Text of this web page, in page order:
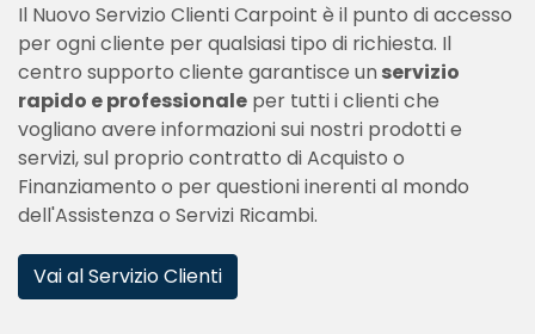
Il Nuovo Servizio Clienti Carpoint è il punto di accesso
per ogni cliente per qualsiasi tipo di richiesta. Il
centro supporto cliente garantisce un servizio
rapido e professionale per tutti i clienti che
vogliano avere informazioni sui nostri prodotti e
servizi, sul proprio contratto di Acquisto o
Finanziamento o per questioni inerenti al mondo
dell'Assistenza o Servizi Ricambi.
Vai al Servizio Clienti